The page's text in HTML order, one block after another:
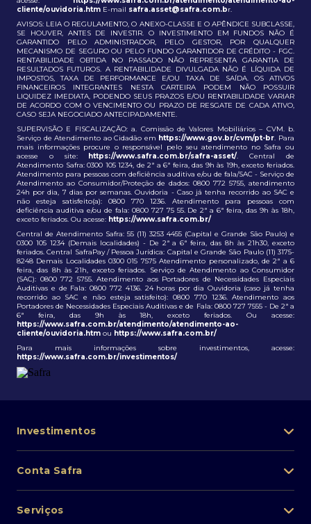
cliente/ouvidoria.htm E-mail safra.asset@safra.com.br.
AVISOS: LEIA O REGULAMENTO, O ANEXO-CLASSE E O APÊNDICE SUBCLASSE,
SE HOUVER, ANTES DE INVESTIR. O INVESTIMENTO EM FUNDOS NÃO É
GARANTIDO PELO ADMINISTRADOR, PELO GESTOR, POR QUALQUER
MECANISMO DE SEGURO OU PELO FUNDO GARANTIDOR DE CRÉDITO - FGC.
RENTABILIDADE OBTIDA NO PASSADO NÃO REPRESENTA GARANTIA DE
RESULTADOS FUTUROS. A RENTABILIDADE DIVULGADA NÃO É LÍQUIDA DE
IMPOSTOS, TAXA DE PERFORMANCE E/OU TAXA DE SAÍDA. OS ATIVOS
FINANCEIROS INTEGRANTES NESTA CARTEIRA PODEM NÃO POSSUIR
LIQUIDEZ IMEDIATA, PODENDO SEUS PRAZOS E/OU RENTABILIDADE VARIAR
DE ACORDO COM O VENCIMENTO OU PRAZO DE RESGATE DE CADA ATIVO,
CASO SEJA NEGOCIADO ANTECIPADAMENTE.
SUPERVISÃO E FISCALIZAÇÃO: a. Comissão de Valores Mobiliários – CVM. b.
Serviço de Atendimento ao Cidadão em https://www.gov.br/cvm/pt-br. Para
mais informações procure o responsável pelo seu atendimento no Safra ou
acesse o site: https://www.safra.com.br/safra-asset/. Central de
Atendimento Safra: 0300 105 1234, de 2ª a 6ª feira, das 9h às 19h, exceto feriados.
Atendimento para pessoas com deficiência auditiva e/ou de fala/SAC - Serviço de
Atendimento ao Consumidor/Proteção de dados: 0800 772 5755, atendimento
24h por dia, 7 dias por semanas. Ouvidoria - Caso já tenha recorrido ao SAC e
não esteja satisfeito(a): 0800 770 1236. Atendimento para pessoas com
deficiência auditiva e/ou de fala: 0800 727 75 55. De 2ª a 6ª feira, das 9h às 18h,
exceto feriados. Ou acesse: https://www.safra.com.br/
Central de Atendimento Safra: 55 (11) 3253 4455 (Capital e Grande São Paulo) e
0300 105 1234 (Demais localidades) - De 2ª a 6ª feira, das 8h às 21h30, exceto
feriados. Central SafraPay / Pessoa Jurídica: Capital e Grande São Paulo (11) 3175-
8248 Demais Localidades 0300 015 7575 Atendimento personalizado, de 2ª a 6
feira, das 8h às 21h, exceto feriados. Serviço de Atendimento ao Consumidor
(SAC): 0800 772 5755. Atendimento aos Portadores de Necessidades Especiais
Auditivas e de Fala: 0800 772 4136. 24 horas por dia Ouvidoria (caso já tenha
recorrido ao SAC e não esteja satisfeito): 0800 770 1236. Atendimento aos
Portadores de Necessidades Especiais Auditivas e de Fala: 0800 727 7555 - De 2ª a
6ª feira, das 9h às 18h, exceto feriados. Ou acesse:
https://www.safra.com.br/atendimento/atendimento-ao-
cliente/ouvidoria.htm ou https://www.safra.com.br/
Para mais informações sobre investimentos, acesse:
https://www.safra.com.br/investimentos/
Investimentos
Lista de fundos de investimento
Conta Safra
Pessoa Física
Serviços